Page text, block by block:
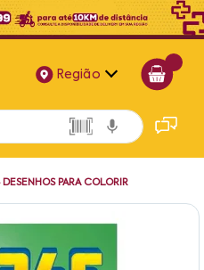
Região
Alagoas
Bahia
Pernambuco
PARA COLORIR